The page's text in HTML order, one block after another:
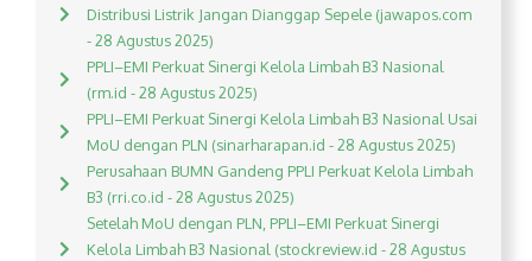
Distribusi Listrik Jangan Dianggap Sepele (jawapos.com
- 28 Agustus 2025)
PPLI–EMI Perkuat Sinergi Kelola Limbah B3 Nasional
(rm.id - 28 Agustus 2025)
PPLI–EMI Perkuat Sinergi Kelola Limbah B3 Nasional Usai
MoU dengan PLN (sinarharapan.id - 28 Agustus 2025)
Perusahaan BUMN Gandeng PPLI Perkuat Kelola Limbah
B3 (rri.co.id - 28 Agustus 2025)
Setelah MoU dengan PLN, PPLI–EMI Perkuat Sinergi
Kelola Limbah B3 Nasional (stockreview.id - 28 Agustus